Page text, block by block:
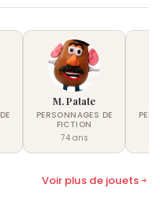
M. Patate
PERSONNAGES DE
FICTION
74 ans
Voir plus de jouets